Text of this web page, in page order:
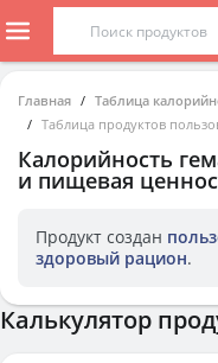
Главная
Таблица
Таблица продуктов
Калорийность
и пищевая
Продукт создан
здоровый рацион.
Калькулятор